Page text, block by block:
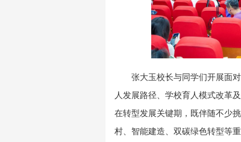
张大玉校长与同学们开展面
人发展路径、学校育人模式改革
在转型发展关键期，既伴随不少
村、智能建造、双碳绿色转型等